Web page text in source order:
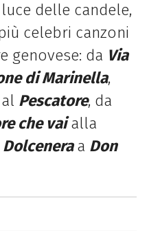
delle candele,
celebri canzoni
genovese: da Via
di Marinella,
Pescatore, da
che vaialla
Dolceneraa Don